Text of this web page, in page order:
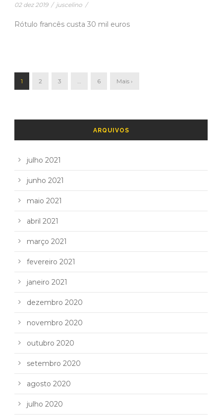
02 dez 2019 / juscelino /
Rótulo francês custa 30 mil euros
1 2 3 6 Mais ›
ARQUIVOS
julho 2021
junho 2021
maio 2021
abril 2021
março 2021
fevereiro 2021
janeiro 2021
dezembro 2020
novembro 2020
outubro 2020
setembro 2020
agosto 2020
julho 2020